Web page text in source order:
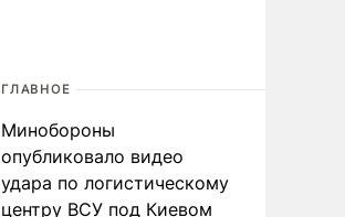
ГЛАВНОЕ
Минобороны
опубликовало видео
удара по логистическому
центру ВСУ под Киевом